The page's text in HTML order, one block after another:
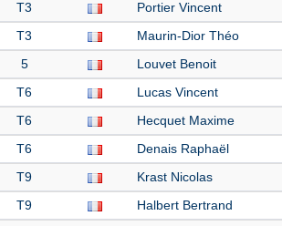
T3 Portier Vincent
T3 Maurin-Dior Théo
5 Louvet Benoit
T6 Lucas Vincent
T6 Hecquet Maxime
T6 Denais Raphaël
T9 Krast Nicolas
T9 Halbert Bertrand